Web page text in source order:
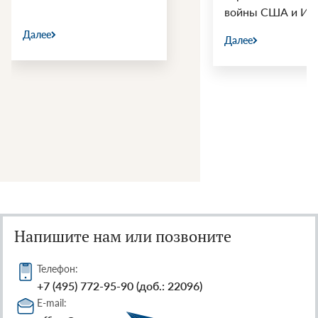
Далее
войны США и
Далее
Напишите нам или позвоните
Телефон:
+7 (495) 772-95-90 (доб.: 22096)
E-mail: